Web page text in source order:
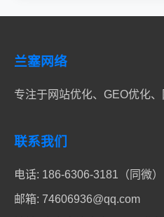
兰塞网络
专注于网站优化、GEO优化、
联系我们
电话: 186-6306-3181（同微）
邮箱: 74606936@qq.com